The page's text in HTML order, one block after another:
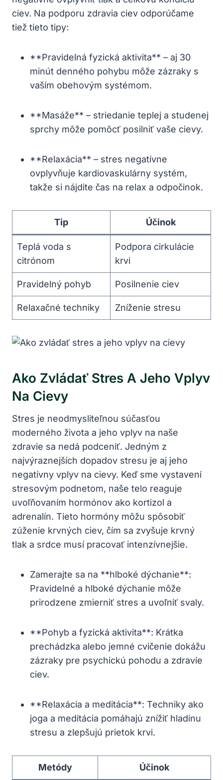
‍ciev. Na ​podporu zdravia ciev odporúčame
tiež tieto tipy:
**Pravidelná ⁣fyzická aktivita** – aj⁤ 30
minút denného pohybu môže‍ zázraky s
vaším obehovým⁤ systémom.
**Masáže** – striedanie‍ teplej‍ a studenej
sprchy‍ môže pomôcť posilniť vaše cievy.
**Relaxácia** – stres ⁢negatívne
ovplyvňuje kardiovaskulárny systém,
takže si nájdite čas na relax a⁢ odpočinok.
Tip Účinok
Teplá voda s
citrónom
Podpora cirkulácie
krvi
Pravidelný pohyb Posilnenie ciev
Relaxačné techniky Zníženie‍ stresu
Ako Zvládať Stres A Jeho⁤ Vplyv
Na ⁢cievy
Stres⁤ je ⁤neodmysliteľnou súčasťou
moderného‍ života a jeho vplyv na naše
zdravie‍ sa nedá podceniť. Jedným z
⁤najvýraznejších ⁣dopadov stresu ​je aj⁢ jeho
‍negatívny ⁤vplyv na cievy. Keď sme vystavení​
stresovým podnetom, naše ⁤telo⁤ reaguje
uvoľňovaním hormónov‍ ako kortizol a
adrenalín. ​Tieto hormóny môžu spôsobiť
zúženie krvných‌ ciev, čím⁤ sa zvyšuje krvný
tlak‍ a srdce musí​ pracovať intenzívnejšie.
Zamerajte sa ⁤na ​**hlboké dýchanie**:
Pravidelné a hlboké dýchanie môže
prirodzene zmierniť ‌stres ⁣a uvoľniť‌ svaly.
**Pohyb a fyzická‌ aktivita**: Krátka
prechádzka alebo jemné⁤ cvičenie dokážu
zázraky​ pre psychickú⁢ pohodu a zdravie
ciev.
**Relaxácia a ‍meditácia**: Techniky ‌ako
⁢joga ⁣a meditácia pomáhajú znížiť hladinu‌
stresu a‍ zlepšujú prietok krvi.
Metódy Účinok